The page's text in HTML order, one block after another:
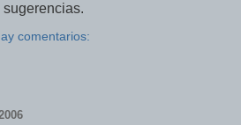
comentarios: